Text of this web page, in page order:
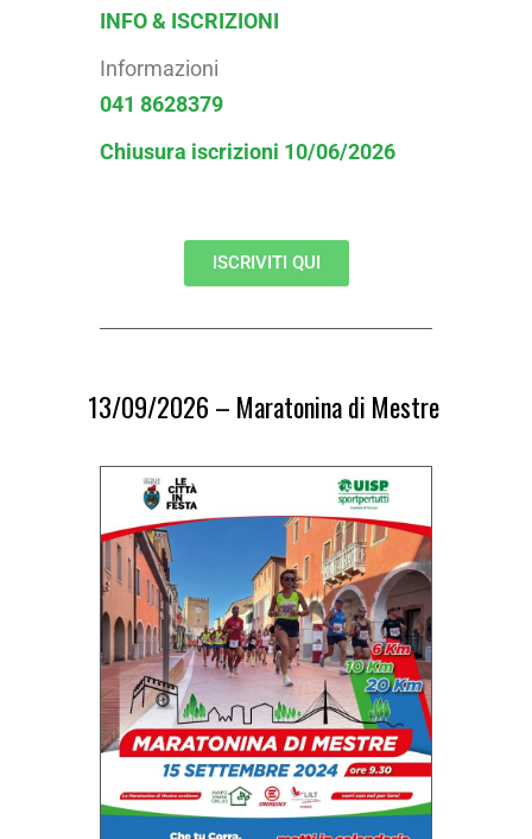
INFO & ISCRIZIONI
Informazioni
041 8628379
Chiusura iscrizioni 10/06/2026
ISCRIVITI QUI
13/09/2026 – Maratonina di Mestre